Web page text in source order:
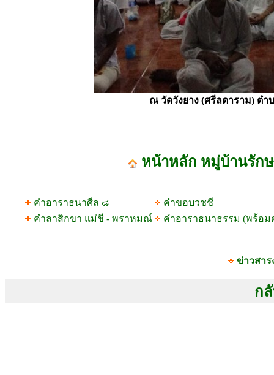
ณ วัดวังยาง (ศรีลดาราม) ต
หน้าหลัก หมู่บ้านรัก
คำอาราธนาศีล ๘
คำขอบวชชี
คำลาสิกขา แม่ชี - พราหมณ์
คำอาราธนาธรรม (พร้อม
ข่าวสา
ก